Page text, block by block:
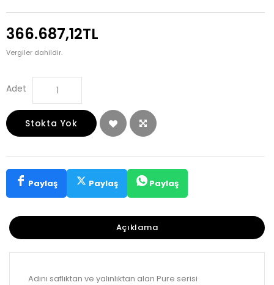
366.687,12TL
Vergiler dahildir.
Adet
Stokta Yok
Paylaş Paylaş Paylaş
Açıklama
Adını saflıktan ve yalınlıktan alan Pure serisi